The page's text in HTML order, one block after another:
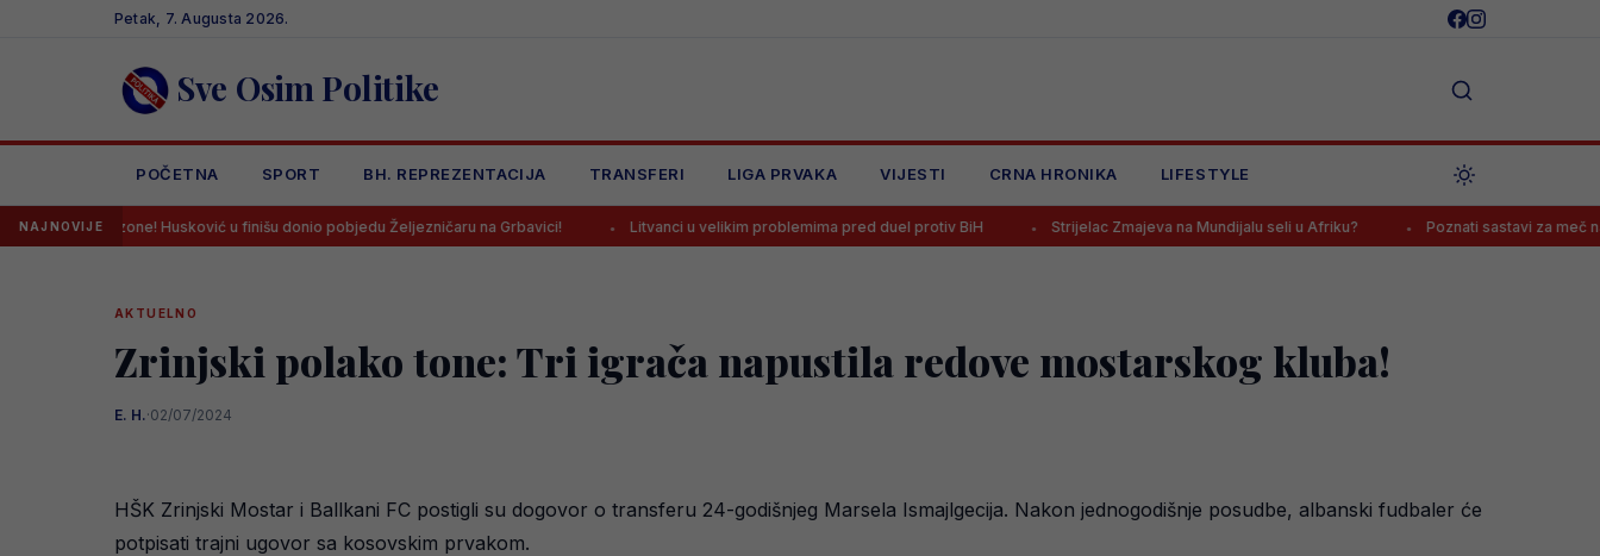
Petak, 7. Augusta 2026.
Sve Osim Politike
POČETNA SPORT BH. REPREZENTACIJA TRANSFERI LIGA PRVAKA VIJESTI CRNA HRONIKA LIFESTYLE
NAJNOVIJE
Husković u finišu donio pobjedu Željezničaru na Grbavici! Litvanci u velikim problemima pred duel protiv BiH Strijelac Zmajeva na Mundijalu seli u Afriku? Poznati sastavi za meč na Grbavici,
AKTUELNO
Zrinjski polako tone: Tri igrača napustila redove mostarskog kluba!
E. H.·02/07/2024
HŠK Zrinjski Mostar i Ballkani FC postigli su dogovor o transferu 24-godišnjeg Marsela Ismajlgecija. Nakon jednogodišnje posudbe, albanski fudbaler će
potpisati trajni ugovor sa kosovskim prvakom.